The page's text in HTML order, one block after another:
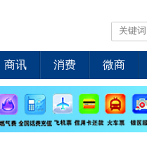
商讯 消费 微商